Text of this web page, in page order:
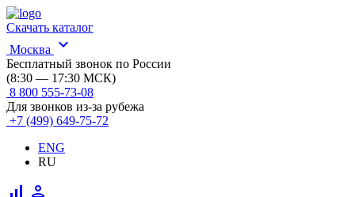
Скачать каталог
Москва
expand_more
Бесплатный звонок по России
(8:30 — 17:30 МСК)
8 800 555-73-08
Для звонков из-за рубежа
+7 (499) 649-75-72
ENG
RU
signal_cellular_alt person